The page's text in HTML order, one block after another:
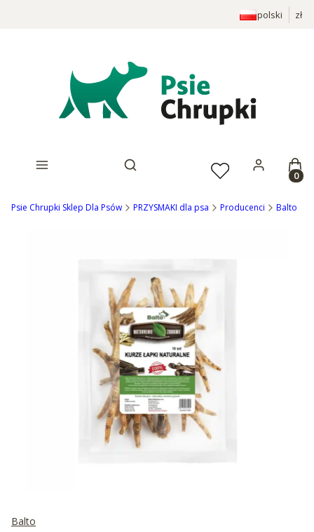
polski zł
Otwórz wyszukiwarkę
Psie Chrupki Sklep Dla Psów PRZYSMAKI dla psa Producenci Balto
Balto